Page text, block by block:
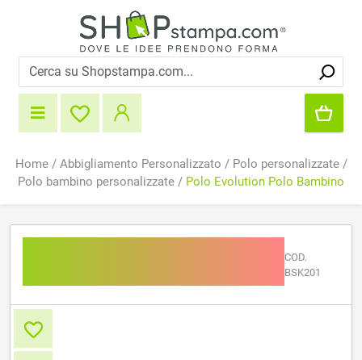
Home/ Abbigliamento Personalizzato / Polo personalizzate/
Polo bambino personalizzate / Polo Evolution Polo Bambino
COD.
BSK201